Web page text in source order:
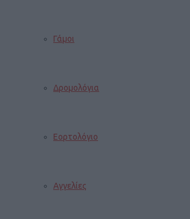
Γάμοι
Δρομολόγια
Εορτολόγιο
Αγγελίες